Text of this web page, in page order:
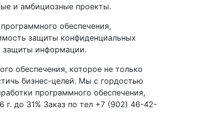
и амбициозные проекты.
обеспечения,
защиты конфиденциальных
защиты информации.
обеспечения, которое не только
бизнес-целей. Мы с гордостью
программного обеспечения,
до 31% Заказ по тел +7 (902) 46-42-